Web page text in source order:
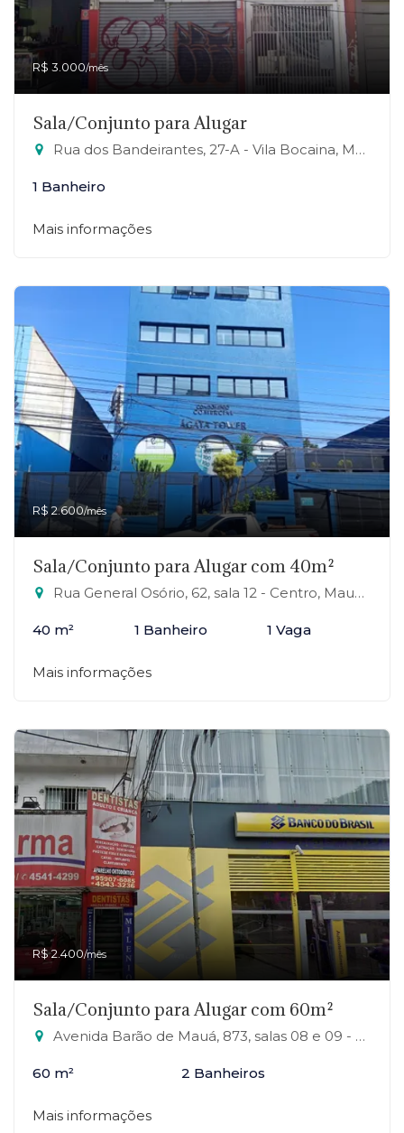
R$ 3.000/mês
Sala/Conjunto para Alugar
Rua dos Bandeirantes, 27-A - Vila Bocaina, Mauá-SP
1 Banheiro
Mais informações
R$ 2.600/mês
Sala/Conjunto para Alugar com 40m²
Rua General Osório, 62, sala 12 - Centro, Mauá-SP
40 m² 1 Banheiro 1 Vaga
Mais informações
R$ 2.400/mês
Sala/Conjunto para Alugar com 60m²
Avenida Barão de Mauá, 873, salas 08 e 09 - RP1 (Regiões de Planejamento), Mauá-SP
60 m² 2 Banheiros
Mais informações